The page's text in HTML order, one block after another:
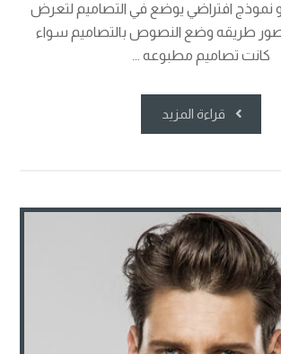
نموذج افتراضي يوضع في التصاميم لتعرض
طريقه وضع النصوص بالتصاميم سواء
كانت تصاميم مطبوعه ...
قراءة المزيد